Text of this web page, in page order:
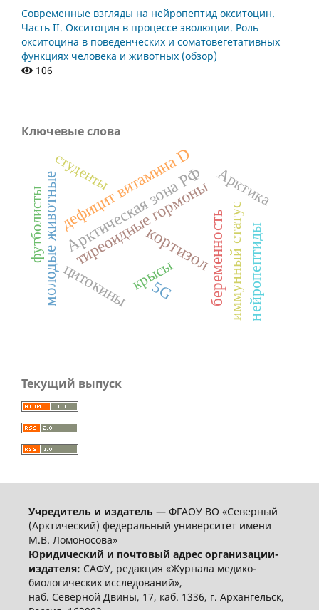
Современные взгляды на нейропептид окситоцин.
Часть II. Окситоцин в процессе эволюции. Роль
окситоцина в поведенческих и соматовегетативных
функциях человека и животных (обзор)
106
Ключевые слова
кортизол
тиреоидные гормоныбеременность
цитокины
Арктическая зона РФ
молодые животныедефицит витамина D
крысы иммунный статус
Арктика
нейропептиды
5G
студенты
футболисты
Текущий выпуск
Учредитель и издатель — ФГАОУ ВО «Северный
(Арктический) федеральный университет имени
М.В. Ломоносова»
Юридический и почтовый адрес организации-
издателя: САФУ, редакция «Журнала медико-
биологических исследований»,
наб. Северной Двины, 17, каб. 1336, г. Архангельск,